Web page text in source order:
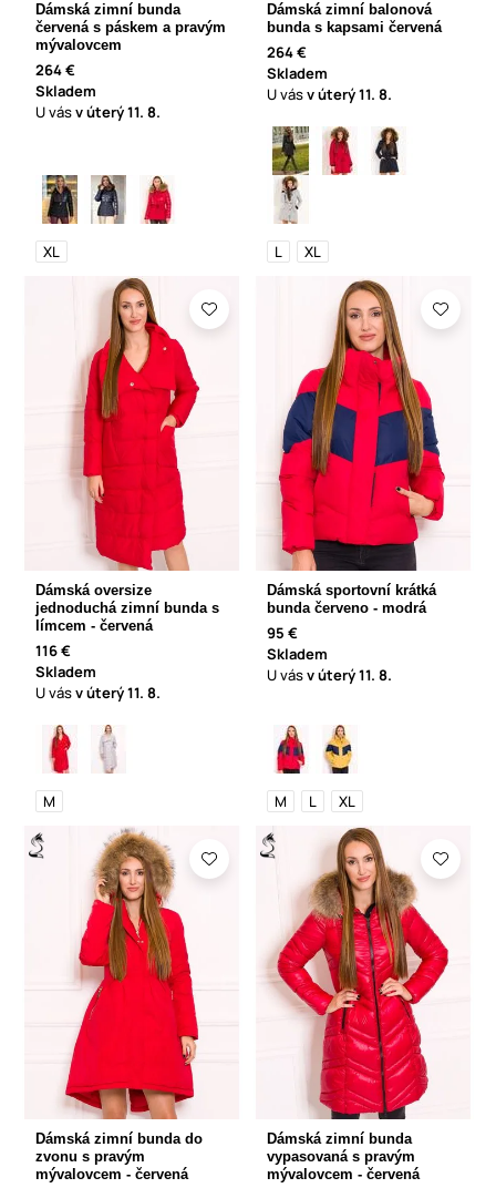
Dámská zimní bunda
červená s páskem a pravým
mývalovcem
264 €
Skladem
U vásv úterý11. 8.
XL
Dámská zimní balonová
bunda s kapsami červená
264 €
Skladem
U vásv úterý11. 8.
L XL
Dámská oversize
jednoduchá zimní bunda s
límcem - červená
116 €
Skladem
U vásv úterý11. 8.
M
Dámská sportovní krátká
bunda červeno - modrá
95 €
Skladem
U vásv úterý11. 8.
M L XL
Dámská zimní bunda do
zvonu s pravým
mývalovcem - červená
Dámská zimní bunda
vypasovaná s pravým
mývalovcem - červená